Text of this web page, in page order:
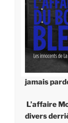
jamais
L’affaire
divers